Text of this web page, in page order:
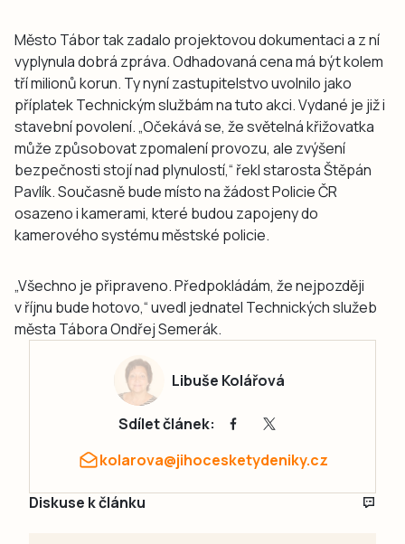
Město Tábor tak zadalo projektovou dokumentaci a z ní
vyplynula dobrá zpráva. Odhadovaná cena má být kolem
tří milionů korun. Ty nyní zastupitelstvo uvolnilo jako
příplatek Technickým službám na tuto akci. Vydané je již i
stavební povolení. „Očekává se, že světelná křižovatka
může způsobovat zpomalení provozu, ale zvýšení
bezpečnosti stojí nad plynulostí,“ řekl starosta Štěpán
Pavlík. Současně bude místo na žádost Policie ČR
osazeno i kamerami, které budou zapojeny do
kamerového systému městské policie.
„Všechno je připraveno. Předpokládám, že nejpozději
v říjnu bude hotovo,“ uvedl jednatel Technických služeb
města Tábora Ondřej Semerák.
Libuše Kolářová
Sdílet článek:
kolarova@jihocesketydeniky.cz
Diskuse k článku